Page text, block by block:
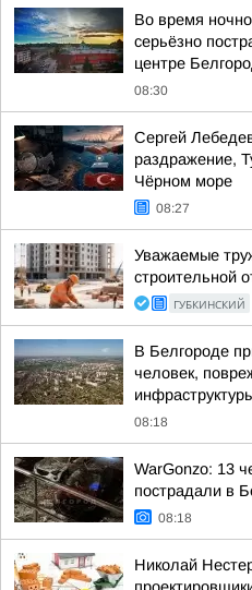
Во время
серьёзно
центре
08:30
Сергей
раздражение,
Чёрном море
08:27
Уважаемые
строительной
ГУБКИНСКИЙ
В Белгороде
человек,
08:18
WarGonzo: 13
пострадали в
08:18
Николай